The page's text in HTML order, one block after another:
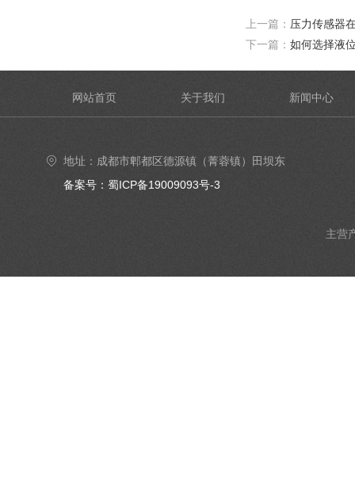
上一篇： 压力传感器
下一篇： 如何选择液
网站首页 关于我们 新闻中心
地址：成都市郫都区德源镇（菁蓉镇）田坝东
街6号4楼402号室
备案号：蜀ICP备19009093号-3
主营